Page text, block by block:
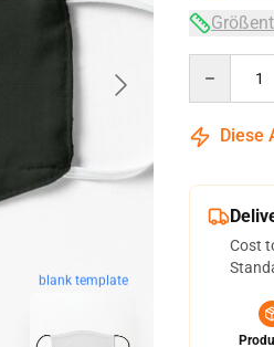
blank template
Diese
Cost